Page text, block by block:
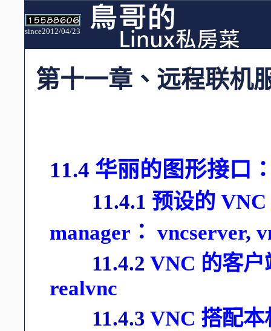
since2012/04/23
第十一章、远程联机
11.4 华丽的图形接口
11.4.1 预设的
manager ： vncserver,
11.4.2 VNC 的客户
realvnc
11.4.3 VNC 搭配本